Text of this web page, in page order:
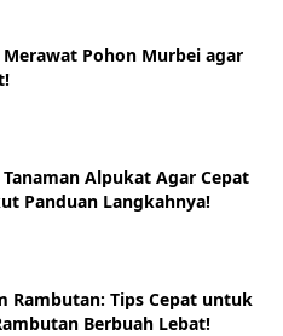
Merawat Pohon Murbei agar
Alpukat Agar Cepat
Panduan Langkahnya!
Rambutan: Tips Cepat untuk
Berbuah Lebat!